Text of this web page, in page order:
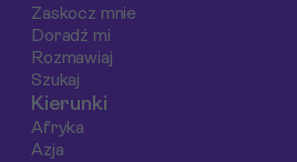
Zaskocz mnie
Doradź mi
Rozmawiaj
Szukaj
Kierunki
Afryka
Azja